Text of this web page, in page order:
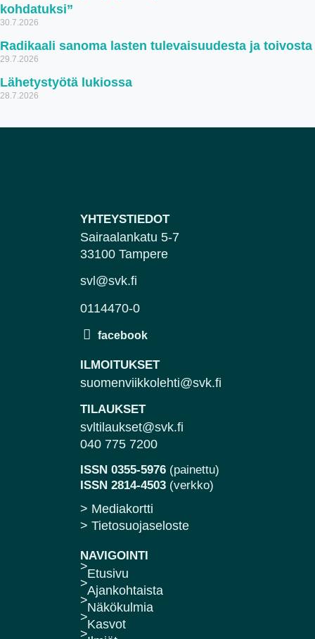
kohdatuksi”
30.7.2026
Radikaali sanoma lasten tulevaisuudesta ja toivosta
29.7.2026
Lähetystyötä lukiossa
28.7.2026
YHTEYSTIEDOT
Sairaalankatu 5-7
33100 Tampere
svl@svk.fi
0114470-0
ILMOITUKSET
suomenviikkolehti@svk.fi
TILAUKSET
svltilaukset@svk.fi
040 775 7200
ISSN 0355-5976 (painettu)
ISSN 2814-4503 (verkko)
> Mediakortti
> Tietosuojaseloste
NAVIGOINTI
Etusivu
Ajankohtaista
Näkökulmia
Kasvot